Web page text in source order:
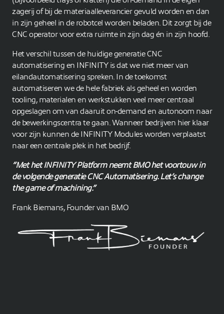
zagerij of bij de materiaalleverancier gevuld worden en dan
in zijn geheel in de robotcel worden beladen. Dit zorgt bij de
CNC operator voor extra ruimte in zijn dag én in zijn hoofd.
Het verschil tussen de huidige generatie CNC
automatisering en INFINITY is dat we niet meer van
eilandautomatisering spreken. In de toekomst
automatiseren we de hele fabriek als geheel en worden
tooling, materialen en werkstukken veel meer centraal
opgeslagen om van daaruit on-demand en autonoom naar
de bewerkingscentra te gaan. Wanneer bedrijven hier klaar
voor zijn kunnen de INFINITY Modules worden verplaatst
naar een centrale plek in het bedrijf.
“Met het INFINITY Platform neemt BMO het voortouw in
de volgende generatie CNC Automatisering. Let’s change
the game of machining.”
Frank Biemans, Founder van BMO